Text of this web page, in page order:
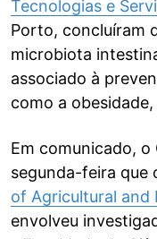
Tecnologias e
Porto, concluíram
microbiota
associado à
como a
Em comunicado, o
segunda-feira que
of Agricultural and
envolveu